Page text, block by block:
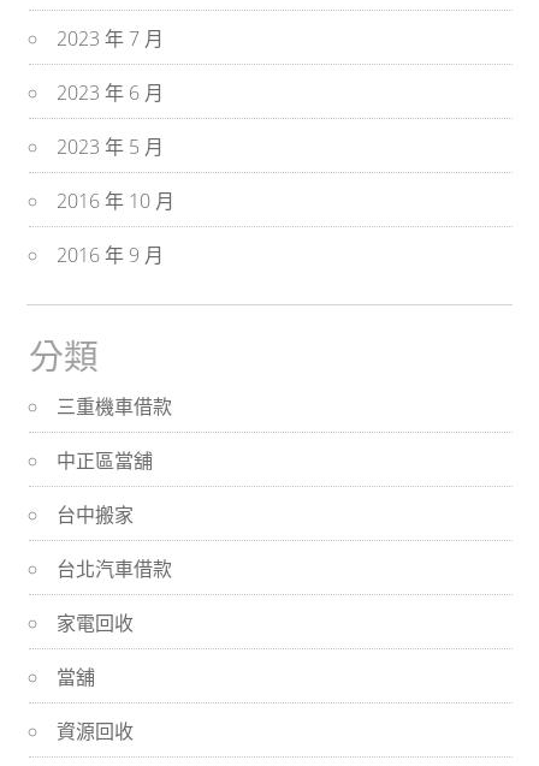
2023 年 7 月
2023 年 6 月
2023 年 5 月
2016 年 10 月
2016 年 9 月
分類
三重機車借款
中正區當舖
台中搬家
台北汽車借款
家電回收
當舖
資源回收